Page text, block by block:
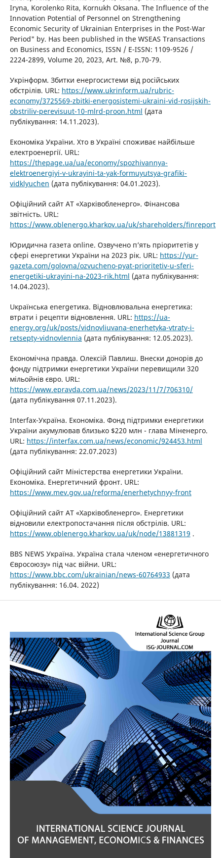
Iryna, Korolenko Rita, Kornukh Oksana. The Influence of the
Innovation Potential of Personnel on Strengthening
Economic Security of Ukrainian Enterprises in the Post-War
Period" by. Has been published in the WSEAS Transactions
on Business and Economics, ISSN / E-ISSN: 1109-9526 /
2224-2899, Volume 20, 2023, Art. №8, p.70-79.
Укрінформ. Збитки енергосистеми від російських
обстрілів. URL: https://www.ukrinform.ua/rubric-
economy/3725569-zbitki-energosistemi-ukraini-vid-rosijskih-
obstriliv-perevisuut-10-mlrd-proon.html (дата
публікування: 14.11.2023).
Економіка України. Хто в Україні споживає найбільше
електроенергії. URL:
https://thepage.ua/ua/economy/spozhivannya-
elektroenergiyi-v-ukrayini-ta-yak-formuyutsya-grafiki-
vidklyuchen (дата публікування: 04.01.2023).
Офіційний сайт АТ «Харківобленерго». Фінансова
звітність. URL:
https://www.oblenergo.kharkov.ua/uk/shareholders/finreport
Юридична газета online. Озвучено п’ять пріоритетів у
сфері енергетики України на 2023 рік. URL: https://yur-
gazeta.com/golovna/ozvucheno-pyat-prioritetiv-u-sferi-
energetiki-ukrayini-na-2023-rik.html (дата публікування:
14.04.2023).
Uкраїнська energeтика. Відновлювальна енергетика:
втрати і рецепти відновлення. URL: https://ua-
energy.org/uk/posts/vidnovliuvana-enerhetyka-vtraty-i-
retsepty-vidnovlennia (дата публікування: 12.05.2023).
Економічна правда. Олексій Павлиш. Внески донорів до
фонду підтримки енергетики України перевищили 320
мільойнів євро. URL:
https://www.epravda.com.ua/news/2023/11/7/706310/
(дата публікування 07.11.2023).
Interfax-Україна. Економіка. Фонд підтримки енергетики
України акумулював близько $220 млн - глава Міненерго.
URL: https://interfax.com.ua/news/economic/924453.html
(дата публікування: 22.07.2023)
Офіційний сайт Міністерства енергетики України.
Економіка. Енергетичний фронт. URL:
https://www.mev.gov.ua/reforma/enerhetychnyy-front
Офіційний сайт АТ «Харківобленерго». Енергетики
відновили електропостачання після обстрілів. URL:
https://www.oblenergo.kharkov.ua/uk/node/13881319 .
ВВS NEWS Україна. Україна стала членом «енергетичного
Євросоюзу» під час війни. URL:
https://www.bbc.com/ukrainian/news-60764933 (дата
публікування: 16.04. 2022)